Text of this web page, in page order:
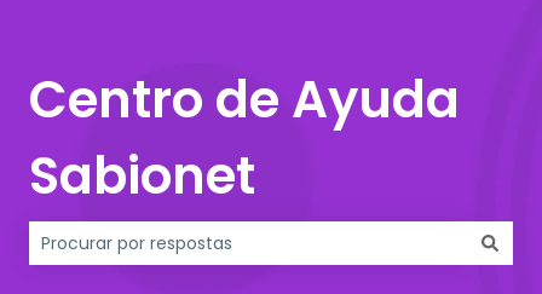
Centro de Ayuda
Sabionet